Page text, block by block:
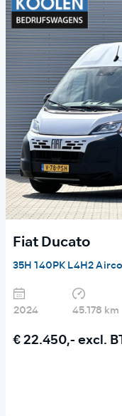
Fiat Ducato
35H 140PK L4H2
2024 45.178 km
€ 22.450,-excl.